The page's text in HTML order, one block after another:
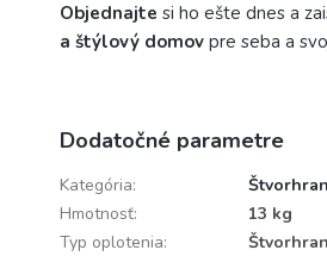
Objednajte si ho ešte dnes a
a štýlový domov pre seba a
Dodatočné parametre
Kategória:
Hmotnosť:
13 kg
Typ oplotenia: